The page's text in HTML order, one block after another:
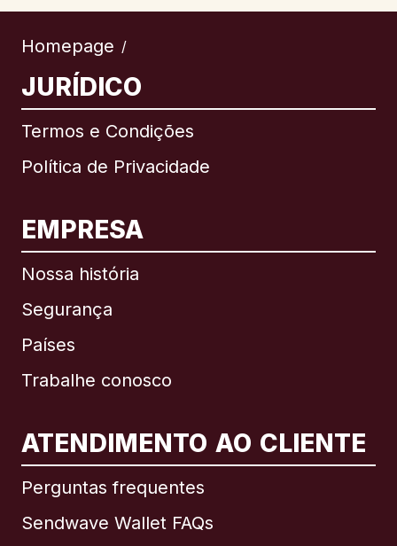
Homepage /
JURÍDICO
Termos e Condições
Política de Privacidade
EMPRESA
Nossa história
Segurança
Países
Trabalhe conosco
ATENDIMENTO AO CLIENTE
Perguntas frequentes
Sendwave Wallet FAQs
Internacional English